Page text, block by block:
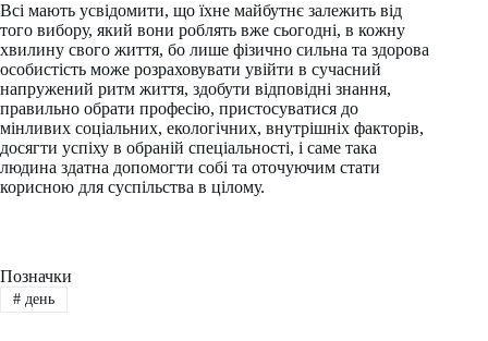
Всі мають усвідомити, що їхне майбутнє залежить від
того вибору, який вони роблять вже сьогодні, в кожну
хвилину свого життя, бо лише фізично сильна та здорова
особистість може розраховувати увійти в сучасний
напружений ритм життя, здобути відповідні знання,
правильно обрати професію, пристосуватися до
мінливих соціальних, екологічних, внутрішніх факторів,
досягти успіху в обраній спеціальності, і саме така
людина здатна допомогти собі та оточуючим стати
корисною для суспільства в цілому.
Позначки
#день